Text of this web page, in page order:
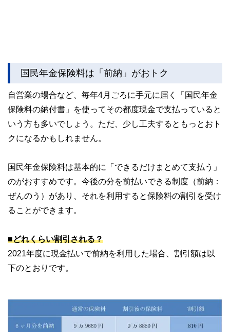
国民年金保険料は「前納」がおトク
自営業の場合など、毎年4月ごろに手元に届く「国民年金
保険料の納付書」を使ってその都度現金で支払っていると
いう方も多いでしょう。ただ、少し工夫するともっとおト
クになるかもしれません。
国民年金保険料は基本的に「できるだけまとめて支払う」
のがおすすめです。今後の分を前払いできる制度（前納：
ぜんのう）があり、それを利用すると保険料の割引を受け
ることができます。
■どれくらい割引される？
2021年度に現金払いで前納を利用した場合、割引額は以
下のとおりです。